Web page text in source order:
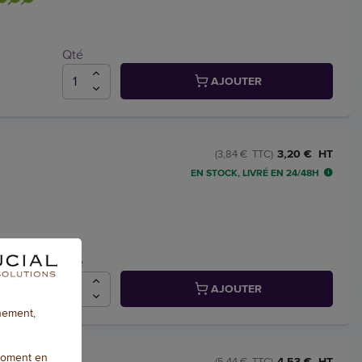
Qté
AJOUTER
3,20 € HT
(3,84 € TTC)
EN STOCK, LIVRÉ EN 24/48H
Qté
AJOUTER
en